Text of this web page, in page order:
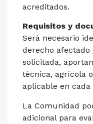
acreditados.
Requisitos y
Será necesario
derecho
solicitada,
técnica, agrícola
aplicable en cada
La Comunidad
adicional para